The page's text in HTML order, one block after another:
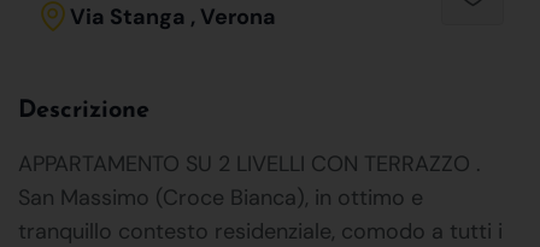
Via Stanga , Verona
Descrizione
APPARTAMENTO SU 2 LIVELLI CON TERRAZZO .
San Massimo (Croce Bianca), in ottimo e
tranquillo contesto residenziale, comodo a tutti i